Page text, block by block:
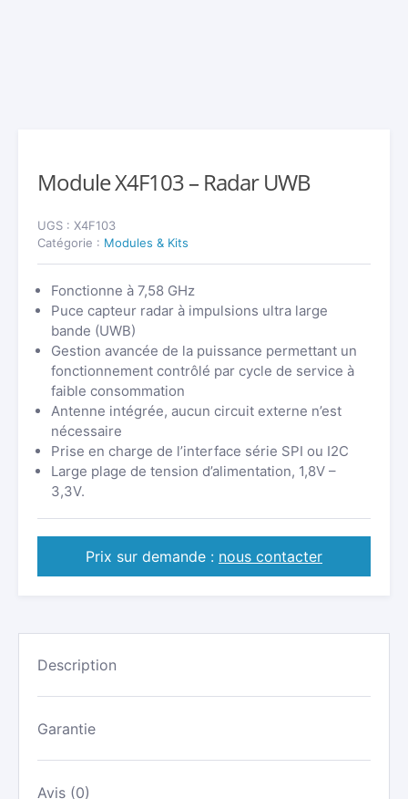
Module X4F103 – Radar UWB
Prix sur demande : nous contacter
Fonctionne à 7,58 GHz
Puce capteur radar à impulsions ultra large
bande (UWB)
Gestion avancée de la puissance permettant un
fonctionnement contrôlé par cycle de service à
faible consommation
Antenne intégrée, aucun circuit externe n’est
nécessaire
Prise en charge de l’interface série SPI ou I2C
Large plage de tension d’alimentation, 1,8V –
3,3V.
UGS : X4F103
Catégorie : Modules & Kits
Description
Garantie
Avis (0)